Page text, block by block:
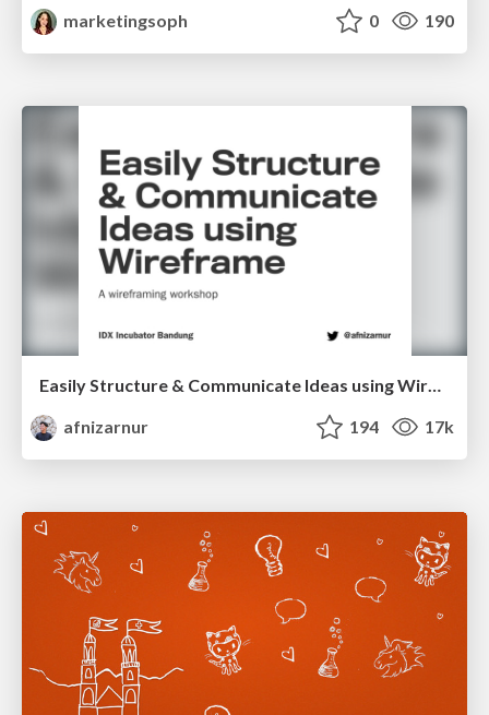
marketingsoph
0 190
Easily Structure & Communicate Ideas using Wireframe
afnizarnur
194 17k